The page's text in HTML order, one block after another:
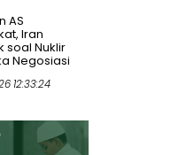
AS
Iran
soal Nuklir
Negosiasi
12:33:24